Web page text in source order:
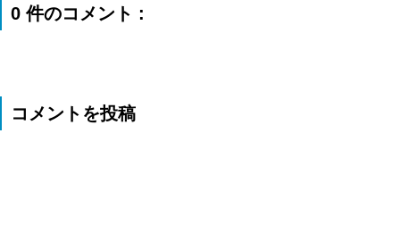
0 件のコメント :
コメントを投稿